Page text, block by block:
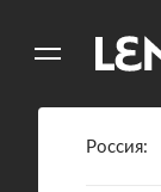
Россия